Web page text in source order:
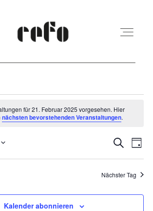
REFO Moabit
Terminkalender
Kita
Vermietung
für 21. Februar 2025 vorgesehen. Hier
nächsten bevorstehenden Veranstaltungen.
Suche
und
SucheTag
Nächster Tag
Kalender abonnieren